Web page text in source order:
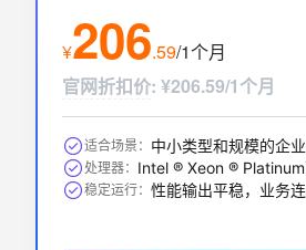
应用型负载均衡(按量付费)
实例网络类型 功能版
基础版
¥206.59/1个月
官网折扣价: ¥206.59/1个月
适合场景：
处理器： Intel ® Xeon ®
稳定运行： 性能输出平稳，业务